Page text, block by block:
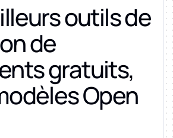
outils de
de
gratuits,
Open